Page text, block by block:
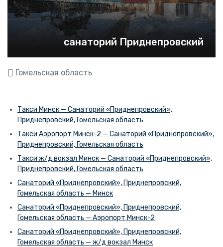
санаторий Приднепровский
Гомельская область
Такси Минск — Санаторий «Приднепровский»,
Приднепровский, Гомельская область
Такси Аэропорт Минск-2 — Санаторий «Приднепровский»,
Приднепровский, Гомельская область
Такси ж/д вокзал Минск — Санаторий «Приднепровский»,
Приднепровский, Гомельская область
Санаторий «Приднепровский», Приднепровский,
Гомельская область — Минск
Санаторий «Приднепровский», Приднепровский,
Гомельская область — Аэропорт Минск-2
Санаторий «Приднепровский», Приднепровский,
Гомельская область — ж/д вокзал Минск